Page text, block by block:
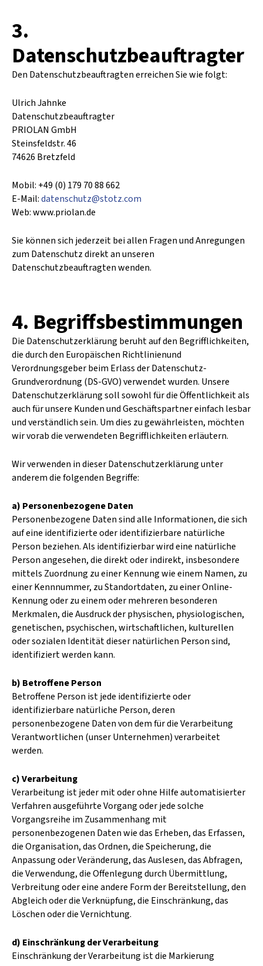
3.
Datenschutzbeauftragter
Den Datenschutzbeauftragten erreichen Sie wie folgt:
Ulrich Jahnke
Datenschutzbeauftragter
PRIOLAN GmbH
Steinsfeldstr. 46
74626 Bretzfeld
Mobil: +49 (0) 179 70 88 662
E-Mail:datenschutz@stotz.com
Web: www.priolan.de
Sie können sich jederzeit bei allen Fragen und Anregungen
zum Datenschutz direkt an unseren
Datenschutzbeauftragten wenden.
4. Begriffsbestimmungen
Die Datenschutzerklärung beruht auf den Begrifflichkeiten,
die durch den Europäischen Richtlinienund
Verordnungsgeber beim Erlass der Datenschutz-
Grundverordnung (DS-GVO) verwendet wurden. Unsere
Datenschutzerklärung soll sowohl für die Öffentlichkeit als
auch für unsere Kunden und Geschäftspartner einfach lesbar
und verständlich sein. Um dies zu gewährleisten, möchten
wir vorab die verwendeten Begrifflichkeiten erläutern.
Wir verwenden in dieser Datenschutzerklärung unter
anderem die folgenden Begriffe:
a) Personenbezogene Daten
Personenbezogene Daten sind alle Informationen, die sich
auf eine identifizierte oder identifizierbare natürliche
Person beziehen. Als identifizierbar wird eine natürliche
Person angesehen, die direkt oder indirekt, insbesondere
mittels Zuordnung zu einer Kennung wie einem Namen, zu
einer Kennnummer, zu Standortdaten, zu einer Online-
Kennung oder zu einem oder mehreren besonderen
Merkmalen, die Ausdruck der physischen, physiologischen,
genetischen, psychischen, wirtschaftlichen, kulturellen
oder sozialen Identität dieser natürlichen Person sind,
identifiziert werden kann.
b) Betroffene Person
Betroffene Person ist jede identifizierte oder
identifizierbare natürliche Person, deren
personenbezogene Daten von dem für die Verarbeitung
Verantwortlichen (unser Unternehmen) verarbeitet
werden.
c) Verarbeitung
Verarbeitung ist jeder mit oder ohne Hilfe automatisierter
Verfahren ausgeführte Vorgang oder jede solche
Vorgangsreihe im Zusammenhang mit
personenbezogenen Daten wie das Erheben, das Erfassen,
die Organisation, das Ordnen, die Speicherung, die
Anpassung oder Veränderung, das Auslesen, das Abfragen,
die Verwendung, die Offenlegung durch Übermittlung,
Verbreitung oder eine andere Form der Bereitstellung, den
Abgleich oder die Verknüpfung, die Einschränkung, das
Löschen oder die Vernichtung.
d) Einschränkung der Verarbeitung
Einschränkung der Verarbeitung ist die Markierung